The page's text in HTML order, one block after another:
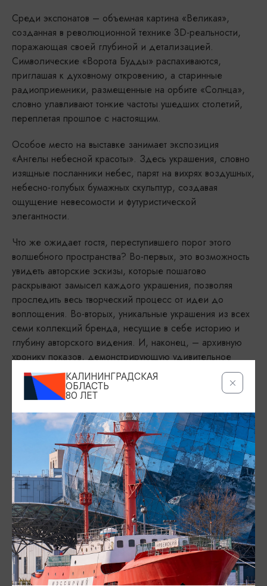
Среди экспонатов – объемная картина «Великая»,
созданная в революционной технике 3D-реальности,
поражающая своей глубиной и детализацией.
Символические «Ворота Будды» распахиваются,
приглашая к духовному откровению, а старинные
радиоприемники, размещенные на орбите «Солнца»,
словно улавливают тонкие частоты ушедших столетий,
переплетая прошлое с настоящим.
Особое место на выставке занимает экспозиция
«Ангелы небесной красоты». Здесь украшения, словно
изящные посланники небес, парят на вихрях воздушных,
небесно-голубых бумажных скульптур, создавая
ощущение невесомости и футуристической
элегантности.
Что же ожидает гостя, переступившего порог этого
волшебного пространства? Во-первых, это возможность
увидеть авторские эскизы, которые пошагово
раскрывают замысел каждого украшения, позволяя
проследить весь творческий процесс от идеи до
воплощения. Во-вторых, уникальные украшения из всех
семи коллекций бренда, несущие в себе историю и
глубину авторского видения. И, наконец, – архивную
хронику показов, демонстрирующую удивительное
путешествие янтаря из первоначального замысла в
захватывающее сценическое чудо.
Каждый камень, бережно отобранный автором, хранит в
себе память тысячелетий света. Прикоснувшись к этим
украшениям, гости выставки получают возможность
прикоснуться к живым смыслам, запечатленным в
янтаре. Небесные ангелы красоты, словно легкие
вихри, удерживают янтарное искусство в атмосфере
невесомости, полета и безграничной любви.
«ПОЛЁТ СКВОЗЬ МИЛЛИОНЫ ДУШ СОЛНЕЧНОГО
СВЕТА» – это не просто выставка, это приглашение в
мир, где высокое ювелирное искусство встречается с
безграничной фантазией, где янтарь становится холстом
для вечных историй.
КАЛИНИНГРАДСКАЯ
ОБЛАСТЬ
80 ЛЕТ